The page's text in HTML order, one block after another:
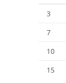
3
7
10
15